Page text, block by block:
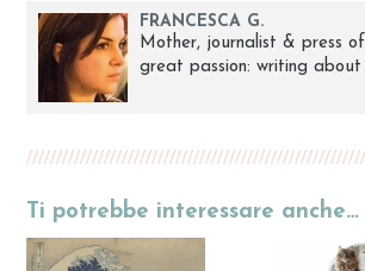
FRANCESCA G.
Mother, journalist & press
great passion: writing about
Ti potrebbe interessare anche…